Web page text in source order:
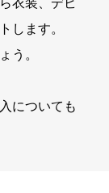
衣装、デビ
します。
う。
についても